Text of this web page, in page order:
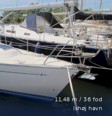
11,48 m / 36 fod
Ishøj havn